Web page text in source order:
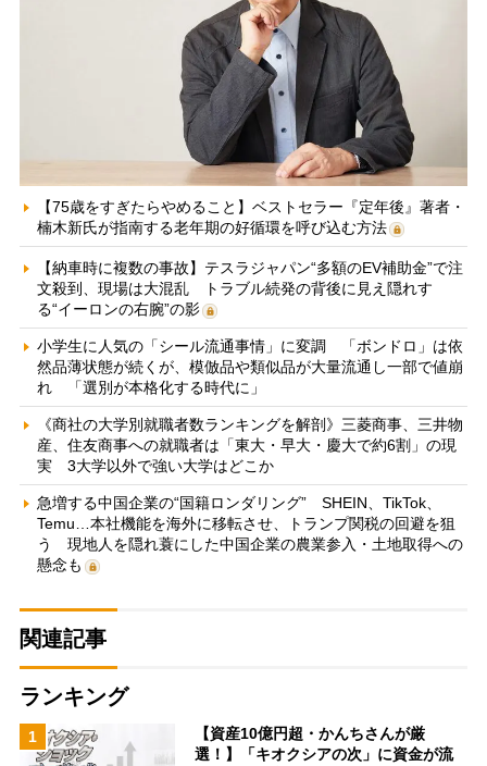
【75歳をすぎたらやめること】ベストセラー『定年後』著者・
楠木新氏が指南する老年期の好循環を呼び込む方法
【納車時に複数の事故】テスラジャパン“多額のEV補助金”で注
文殺到、現場は大混乱 トラブル続発の背後に見え隠れす
る“イーロンの右腕”の影
小学生に人気の「シール流通事情」に変調 「ボンドロ」は依
然品薄状態が続くが、模倣品や類似品が大量流通し一部で値崩
れ 「選別が本格化する時代に」
《商社の大学別就職者数ランキングを解剖》三菱商事、三井物
産、住友商事への就職者は「東大・早大・慶大で約6割」の現
実 3大学以外で強い大学はどこか
急増する中国企業の“国籍ロンダリング” SHEIN、TikTok、
Temu…本社機能を海外に移転させ、トランプ関税の回避を狙
う 現地人を隠れ蓑にした中国企業の農業参入・土地取得への
懸念も
関連記事
ランキング
1
【資産10億円超・かんちさんが厳
選！】「キオクシアの次」に資金が流